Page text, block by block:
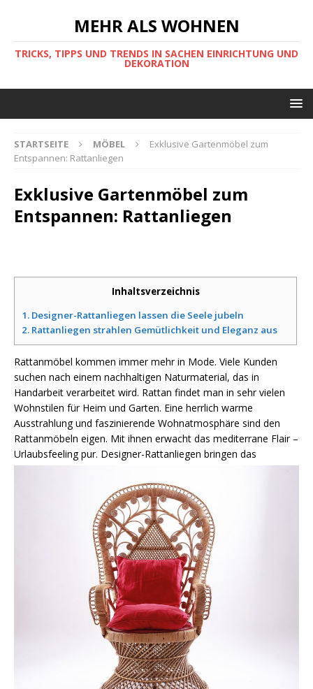
MEHR ALS WOHNEN
TRICKS, TIPPS UND TRENDS IN SACHEN EINRICHTUNG UND
DEKORATION
STARTSEITE MÖBEL
Exklusive Gartenmöbel zum
Entspannen: Rattanliegen
Exklusive Gartenmöbel zum
Entspannen: Rattanliegen
Inhaltsverzeichnis
1. Designer-Rattanliegen lassen die Seele jubeln
2. Rattanliegen strahlen Gemütlichkeit und Eleganz aus
Rattanmöbel kommen immer mehr in Mode. Viele Kunden
suchen nach einem nachhaltigen Naturmaterial, das in
Handarbeit verarbeitet wird. Rattan findet man in sehr vielen
Wohnstilen für Heim und Garten. Eine herrlich warme
Ausstrahlung und faszinierende Wohnatmosphäre sind den
Rattanmöbeln eigen. Mit ihnen erwacht das mediterrane Flair –
Urlaubsfeeling pur. Designer-Rattanliegen bringen das